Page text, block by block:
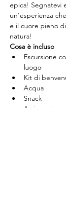
epica! Segnatevi
un'esperienza
e il cuore pieno
natura!
Cosa è incluso
Escursione
luogo
Kit di
Acqua
Snack